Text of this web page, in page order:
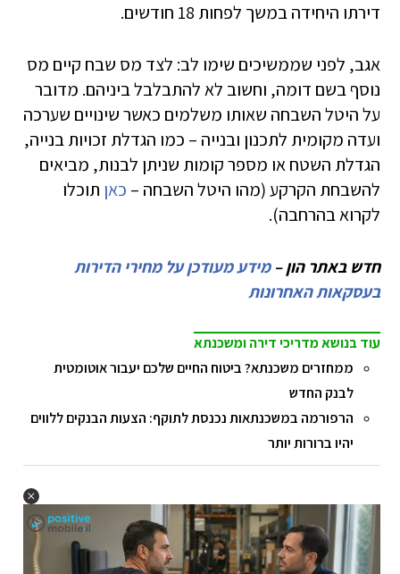
דירתו היחידה במשך לפחות 18 חודשים.
אגב, לפני שממשיכים שימו לב: לצד מס שבח קיים מס
נוסף בשם דומה, וחשוב לא להתבלבל ביניהם. מדובר
על היטל השבחה שאותו משלמים כאשר שינויים שערכה
ועדה מקומית לתכנון ובנייה – כמו הגדלת זכויות בנייה,
הגדלת השטח או מספר קומות שניתן לבנות, מביאים
להשבחת הקרקע (מהו היטל השבחה – כאן תוכלו
לקרוא בהרחבה).
חדש באתר הון –מידע מעודכן על מחירי הדירות
בעסקאות האחרונות
עוד בנושא מדריכי דירה ומשכנתא
ממחזרים משכנתא? ביטוח החיים שלכם יעבור אוטומטית
לבנק החדש
הרפורמה במשכנתאות נכנסת לתוקף: הצעות הבנקים ללווים
יהיו ברורות יותר